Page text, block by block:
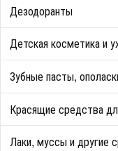
Дезодоранты
Детская косметика и
Зубные пасты,
Красящие средства
Лаки, муссы и другие